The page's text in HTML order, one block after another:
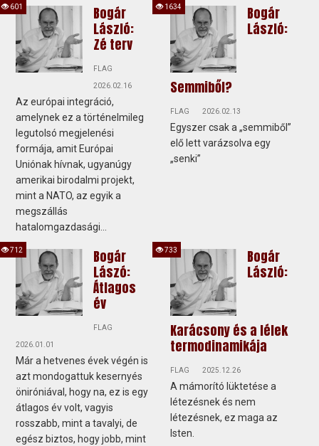
Bogár
László:
Zé terv
FLAG
2026.02.16
Az európai integráció,
amelynek ez a történelmileg
legutolsó megjelenési
formája, amit Európai
Uniónak hívnak, ugyanúgy
amerikai birodalmi projekt,
mint a NATO, az egyik a
megszállás
hatalomgazdasági...
601
Bogár
László:
Semmiből?
FLAG 2026.02.13
Egyszer csak a „semmiből”
elő lett varázsolva egy
„senki”
1634
Bogár
Lászó:
Átlagos
év
FLAG
2026.01.01
Már a hetvenes évek végén is
azt mondogattuk kesernyés
öniróniával, hogy na, ez is egy
átlagos év volt, vagyis
rosszabb, mint a tavalyi, de
egész biztos, hogy jobb, mint
712
Bogár
László:
Karácsony és a lélek
termodinamikája
FLAG 2025.12.26
A mámorító lüktetése a
létezésnek és nem
létezésnek, ez maga az
Isten.
733